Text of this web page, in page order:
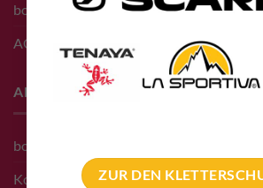
ZUR DEN
bolting.eu Gutschein
AGB
About
bolting.eu Team
Kontakt